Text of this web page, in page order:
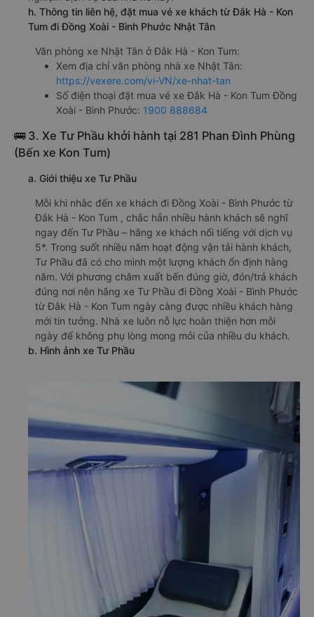
h. Thông tin liên hệ, đặt mua vé xe khách từ Đắk Hà - Kon
Tum đi Đồng Xoài - Bình Phước Nhật Tân
Văn phòng xe Nhật Tân ở Đắk Hà - Kon Tum:
Xem địa chỉ văn phòng nhà xe Nhật Tân:
https://vexere.com/vi-VN/xe-nhat-tan
Số điện thoại đặt mua vé xe Đắk Hà - Kon Tum Đồng
Xoài - Bình Phước: 1900 888684
🚌 3. Xe Tư Phầu khởi hành tại 281 Phan Đình Phùng
(Bến xe Kon Tum)
a. Giới thiệu xe Tư Phầu
Mỗi khi nhắc đến xe khách đi Đồng Xoài - Bình Phước từ
Đắk Hà - Kon Tum , chắc hẳn nhiều hành khách sẽ nghĩ
ngay đến Tư Phầu – hãng xe khách nổi tiếng với dịch vụ
5*. Trong suốt nhiều năm hoạt động vận tải hành khách,
Tư Phầu đã có cho mình một lượng khách ổn định hàng
năm. Với phương châm xuất bến đúng giờ, đón/trả khách
đúng nơi nên hãng xe Tư Phầu đi Đồng Xoài - Bình Phước
từ Đắk Hà - Kon Tum ngày càng được nhiều khách hàng
mới tin tưởng. Nhà xe luôn nỗ lực hoàn thiện hơn mỗi
ngày để không phụ lòng mong mỏi của nhiều du khách.
b. Hình ảnh xe Tư Phầu